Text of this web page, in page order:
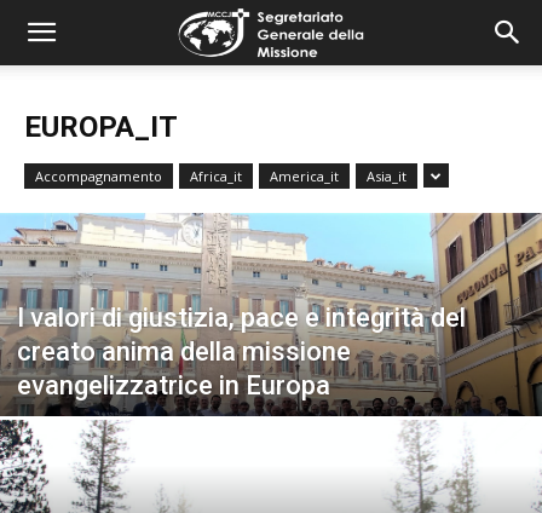
combonimission.net
EUROPA_IT
Accompagnamento Africa_it America_it Asia_it
I valori di giustizia, pace e integrità del
creato anima della missione
evangelizzatrice in Europa